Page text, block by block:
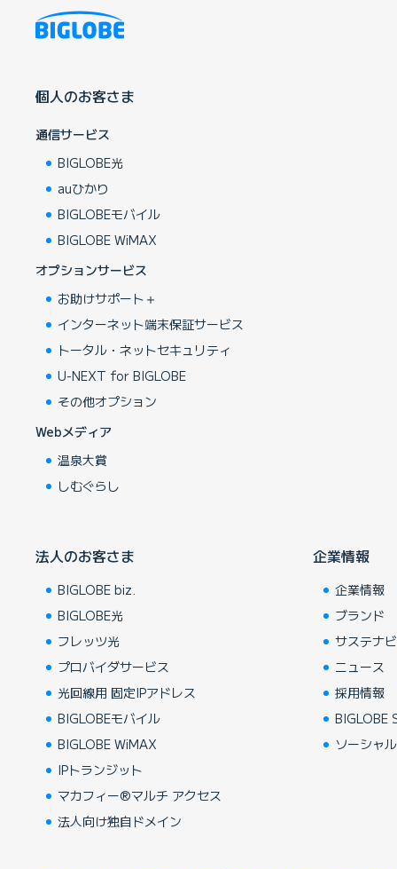
個人のお客さま
通信サービス
BIGLOBE光
auひかり
BIGLOBEモバイル
BIGLOBE WiMAX
オプションサービス
お助けサポート＋
インターネット端末保証サービス
トータル・ネットセキュリティ
U-NEXT for BIGLOBE
その他オプション
Webメディア
温泉大賞
しむぐらし
法人のお客さま
BIGLOBE biz.
BIGLOBE光
フレッツ光
プロバイダサービス
光回線用 固定IPアドレス
BIGLOBEモバイル
BIGLOBE WiMAX
IPトランジット
マカフィー®マルチ アクセス
法人向け独自ドメイン
企業情報
企業情報
ブランド
サステナ
ニュース
採用情報
BIGLOBE
ソーシャ